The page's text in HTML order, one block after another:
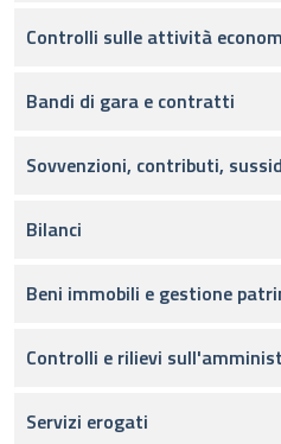
Controlli sulle attività
Bandi di gara e contratti
Sovvenzioni, contributi,
Bilanci
Beni immobili e gestione
Controlli e rilievi
Servizi erogati